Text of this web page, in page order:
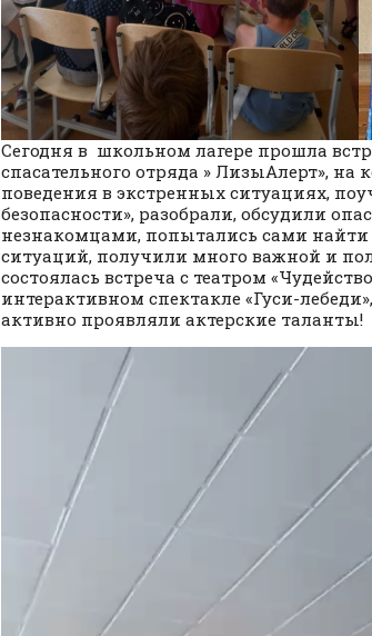
Сегодня в школьном лагере прошла
спасательного отряда » ЛизыАлерт», на
поведения в экстренных ситуациях,
безопасности», разобрали, обсудили
незнакомцами, попытались сами
ситуаций, получили много важной и
состоялась встреча с театром
интерактивном спектакле «Гуси-
активно проявляли актерские таланты!